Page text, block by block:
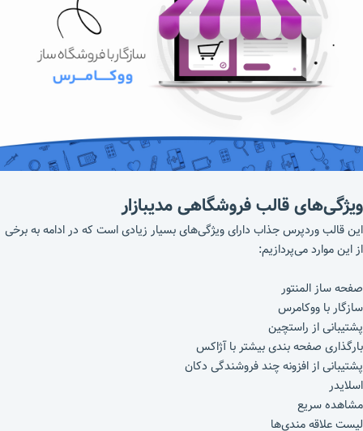
ویژگی‌های قالب فروشگاهی مدیبازار
این قالب وردپرس جذاب دارای ویژگی‌های بسیار زیادی است که در ادامه به برخی
از این موارد می‌پردازیم:
صفحه ساز المنتور
سازگار با ووکامرس
پشتیبانی از راستچین
بارگذاری صفحه بندی بیشتر با آژاکس
پشتیبانی از افزونه چند فروشندگی دکان
اسلایدر
مشاهده سریع
لیست علاقه مندی‌ها